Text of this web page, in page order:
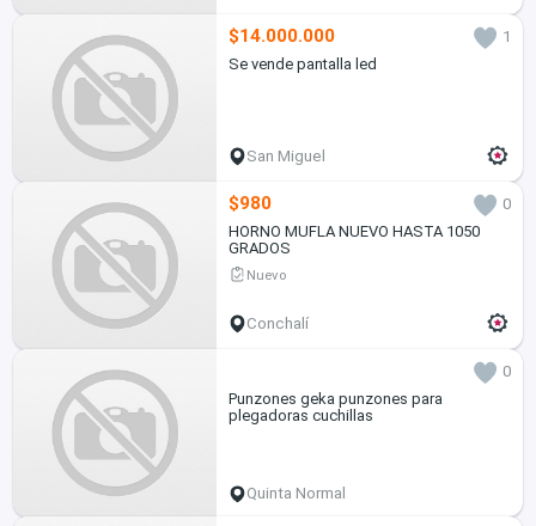
$14.000.000
1
Se vende pantalla led
San Miguel
$980
0
HORNO MUFLA NUEVO HASTA 1050
GRADOS
Nuevo
Conchalí
0
Punzones geka punzones para
plegadoras cuchillas
Quinta Normal